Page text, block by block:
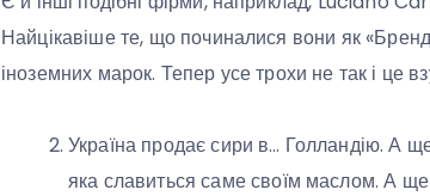
Найцікавіше те, що починалися вони як
іноземних марок. Тепер усе трохи не так і це
Україна продає сири в… Голландію. А
яка славиться саме своїм маслом. А